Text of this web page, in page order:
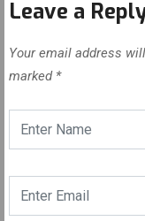
Leave a
Your email address
marked *